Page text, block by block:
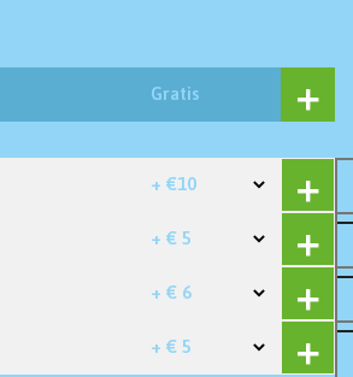
Gratis
+ €10
+ € 5
+ € 6
+ € 5